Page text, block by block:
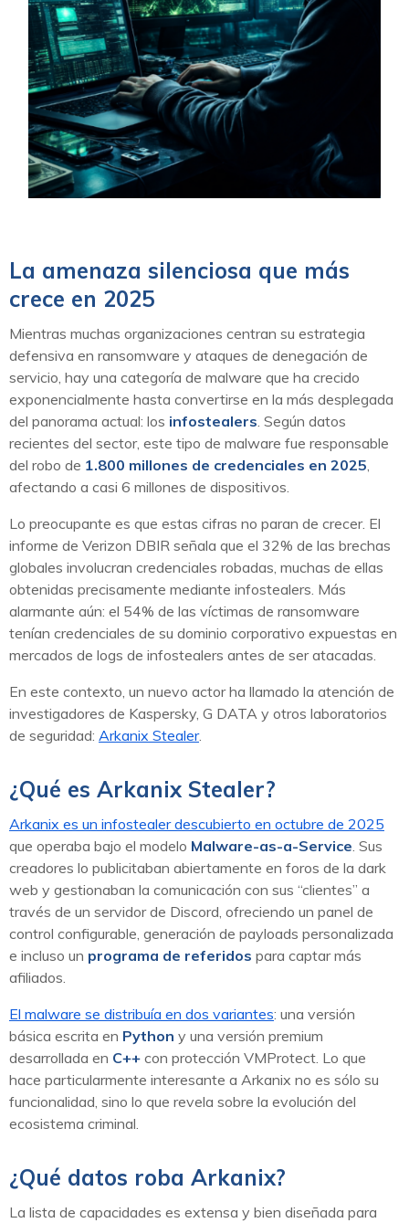
La amenaza silenciosa que más
crece en 2025
Mientras muchas organizaciones centran su estrategia
defensiva en ransomware y ataques de denegación de
servicio, hay una categoría de malware que ha crecido
exponencialmente hasta convertirse en la más desplegada
del panorama actual: los infostealers. Según datos
recientes del sector, este tipo de malware fue responsable
del robo de 1.800 millones de credenciales en 2025,
afectando a casi 6 millones de dispositivos.
Lo preocupante es que estas cifras no paran de crecer. El
informe de Verizon DBIR señala que el 32% de las brechas
globales involucran credenciales robadas, muchas de ellas
obtenidas precisamente mediante infostealers. Más
alarmante aún: el 54% de las víctimas de ransomware
tenían credenciales de su dominio corporativo expuestas en
mercados de logs de infostealers antes de ser atacadas.
En este contexto, un nuevo actor ha llamado la atención de
investigadores de Kaspersky, G DATA y otros laboratorios
de seguridad: Arkanix Stealer.
¿Qué es Arkanix Stealer?
Arkanix es un infostealer descubierto en octubre de 2025
que operaba bajo el modelo Malware-as-a-Service. Sus
creadores lo publicitaban abiertamente en foros de la dark
web y gestionaban la comunicación con sus “clientes” a
través de un servidor de Discord, ofreciendo un panel de
control configurable, generación de payloads personalizada
e incluso un programa de referidos para captar más
afiliados.
El malware se distribuía en dos variantes: una versión
básica escrita en Python y una versión premium
desarrollada en C++ con protección VMProtect. Lo que
hace particularmente interesante a Arkanix no es sólo su
funcionalidad, sino lo que revela sobre la evolución del
ecosistema criminal.
¿Qué datos roba Arkanix?
La lista de capacidades es extensa y bien diseñada para